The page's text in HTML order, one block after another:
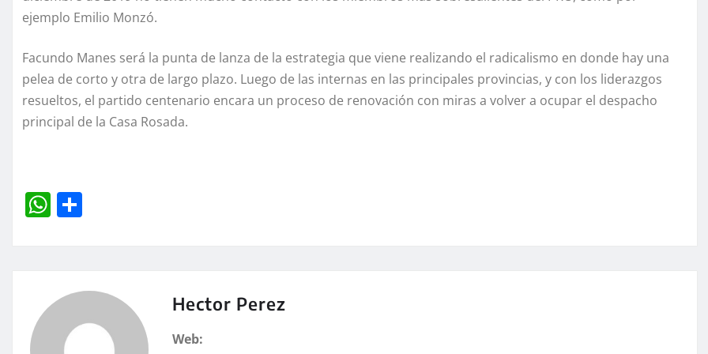
ejemplo Emilio Monzó.
Facundo Manes será la punta de lanza de la estrategia que viene realizando el radicalismo en donde hay una
pelea de corto y otra de largo plazo. Luego de las internas en las principales provincias, y con los liderazgos
resueltos, el partido centenario encara un proceso de renovación con miras a volver a ocupar el despacho
principal de la Casa Rosada.
W
A
rt
Hector Perez
Web: